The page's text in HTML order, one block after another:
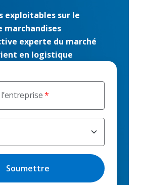
exploitables sur le
marchandises
experte du marché
en logistique